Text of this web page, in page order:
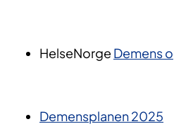
HelseNorge Demens
Demensplanen 2025